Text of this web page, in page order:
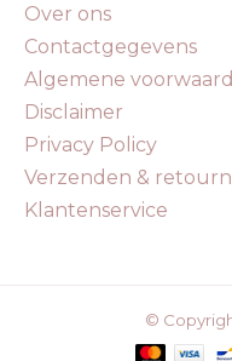
Over ons
Contactgegevens
Algemene
Disclaimer
Privacy Policy
Verzenden &
Klantenservice
©